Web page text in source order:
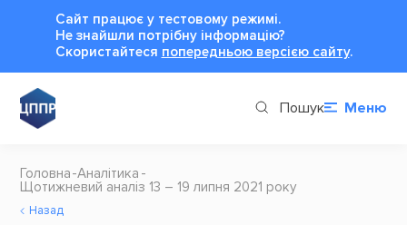
Сайт працює у тестовому режимі.
Не знайшли потрібну інформацію?
Cкористайтеся попередньою версією сайту.
Пошук Меню
Головна Аналітика
Щотижневий аналіз 13 – 19 липня 2021 року
Назад